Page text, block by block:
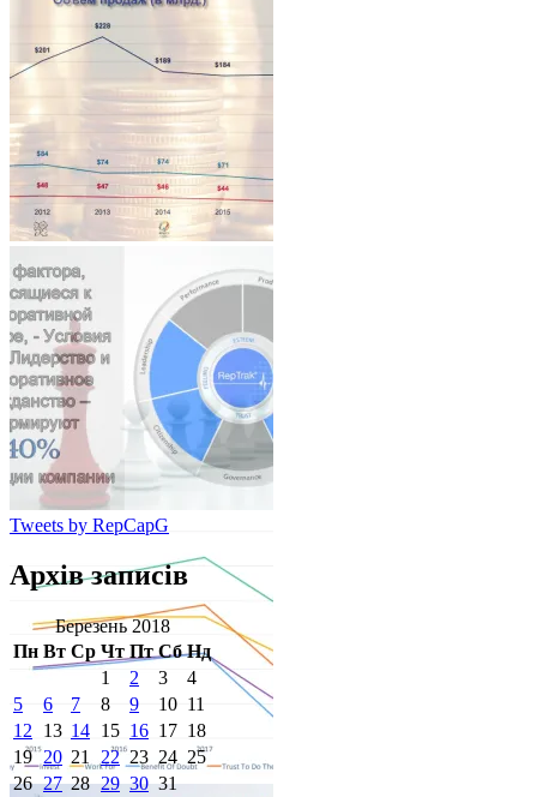
Tweets by RepCapG
Архів записів
Березень 2018
Пн Вт Ср Чт Пт Сб Нд
1
2 3
4
5
6 7 8 9 10 11
12
13 14 15 16 17 18
19 20 21 22 23 24 25
26 27 28 29 30 31